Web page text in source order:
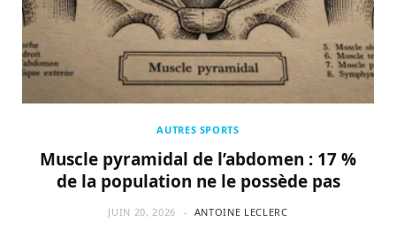
AUTRES SPORTS
Muscle pyramidal de l’abdomen : 17 %
de la population ne le possède pas
JUIN 20, 2026 ANTOINE LECLERC